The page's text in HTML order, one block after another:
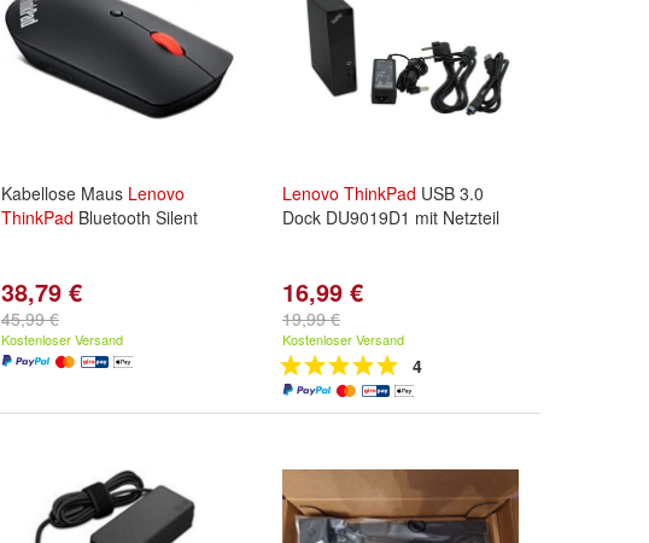
Kabellose Maus Lenovo
ThinkPad Bluetooth Silent
38,79 €
45,99 €
Kostenloser Versand
Lenovo ThinkPad USB 3.0
Dock DU9019D1 mit Netzteil
16,99 €
19,99 €
Kostenloser Versand
4